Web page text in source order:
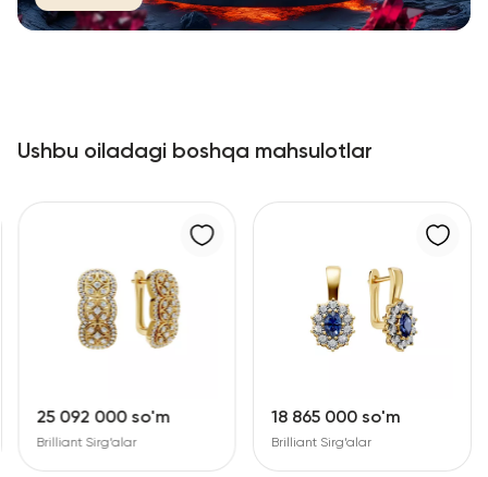
Ushbu oiladagi boshqa mahsulotlar
25 092 000 so'm
Brilliant Sirg‘alar
18 865 000 so'm
Brilliant Sirg‘alar